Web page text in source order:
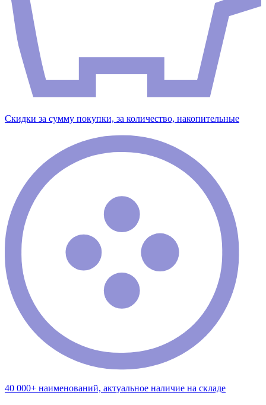
Скидки за сумму покупки, за количество, накопительные
40 000+ наименований, актуальное наличие на складе